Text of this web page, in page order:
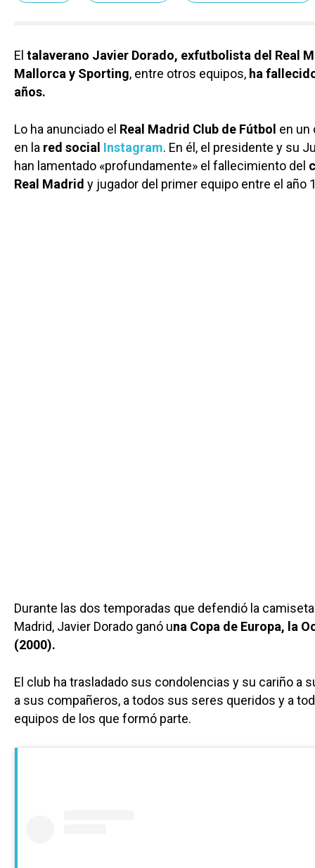
El talaverano Javier Dorado, exfutbolista del Real
Mallorca y Sporting, entre otros equipos, ha
años.
Lo ha anunciado el Real Madrid Club de Fútbol en un
en la red social Instagram. En él, el presidente y su
han lamentado «profundamente» el fallecimiento del
Real Madrid y jugador del primer equipo entre el año
Durante las dos temporadas que defendió la
Madrid, Javier Dorado ganó una Copa de Europa, la
(2000).
El club ha trasladado sus condolencias y su cariño a
a sus compañeros, a todos sus seres queridos y a
equipos de los que formó parte.